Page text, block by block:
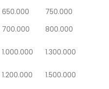
650.000
750.000
700.000 800.000
1.000.000 1.300.000
1.200.000
1.500.000